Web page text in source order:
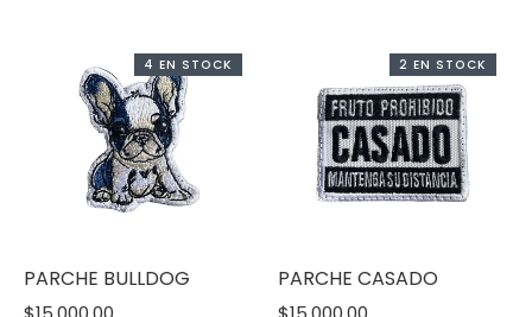
4 EN STOCK
PARCHE BULLDOG
2 EN STOCK
PARCHE CASADO